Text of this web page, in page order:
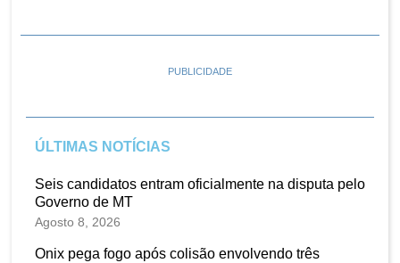
PUBLICIDADE
ÚLTIMAS NOTÍCIAS
Seis candidatos entram oficialmente na disputa pelo
Governo de MT
Agosto 8, 2026
Onix pega fogo após colisão envolvendo três